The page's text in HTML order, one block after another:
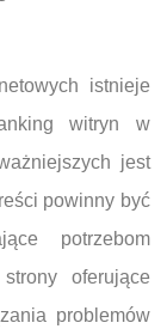
istnieje
witryn w
jest
powinny być
potrzebom
oferujące
problemów